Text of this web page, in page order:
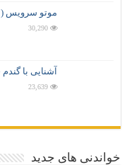
موتو سرویس (
30,290
آشنایی با
23,639
خواندنی های جدید